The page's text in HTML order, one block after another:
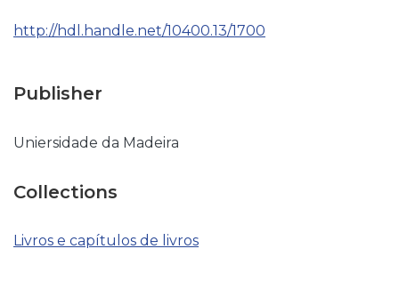
http://hdl.handle.net/10400.13/1700
Publisher
Uniersidade da Madeira
Collections
Livros e capítulos de livros